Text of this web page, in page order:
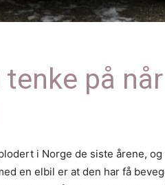
på
i Norge de siste årene,
en elbil er at den har få